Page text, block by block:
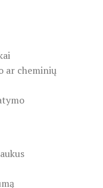
ar cheminių